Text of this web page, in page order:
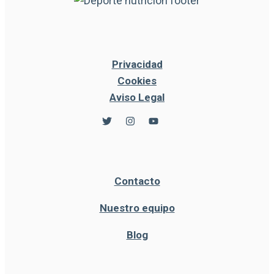
Privacidad
Cookies
Aviso Legal
Contacto
Nuestro equipo
Blog